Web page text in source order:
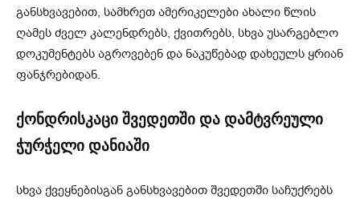
განსხვავებით, სამხრეთ ამერიკელები ახალი წლის
ღამეს ძველ კალენდრებს, ქვითრებს, სხვა უსარგებლო
დოკუმენტებს აგროვებენ და ნაკუწებად დახეულს ყრიან
ფანჯრებიდან.
ქონდრისკაცი შვედეთში და დამტვრეული
ჭურჭელი დანიაში
სხვა ქვეყნებისგან განსხვავებით შვედეთში საჩუქრებს